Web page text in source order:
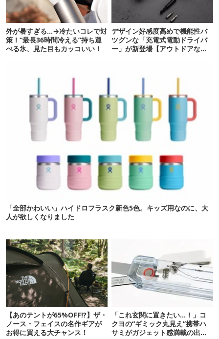
外が暑すぎる…→冷たいコレで対
策！“最長36時間冷える”持ち運
べる氷、見た目もカッコいい！
デザイン好感度高めで機能性バ
ツグンな「充電式電動ドライバ
ー」が新登場【アウトドアな暮
「全部かわいい」ハイドロフラスク新色5色。キッズ用なのに、大
人が欲しくなりました
【あのテントが65%OFF!?】ザ・
ノース・フェイスの名作ギアが
お得に買える大チャンス！
「これ玄関に置きたい…！」コ
クヨの“ギミック丸見え”携帯ハ
サミがガジェット感満載の出来